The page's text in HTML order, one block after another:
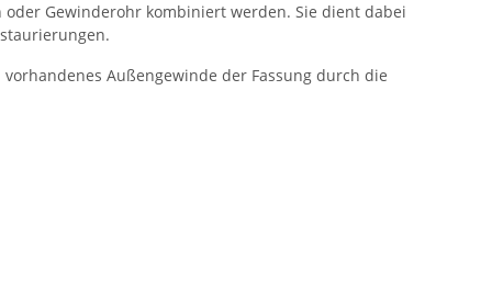
Gewinderohr kombiniert werden. Sie dient dabei
Außengewinde der Fassung durch die